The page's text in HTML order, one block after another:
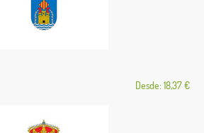
Desde: 18,37 €